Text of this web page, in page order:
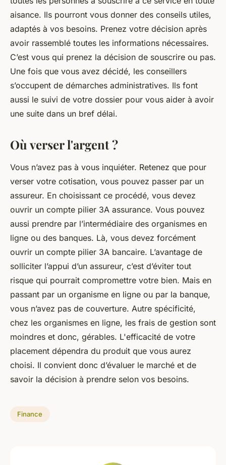
aisance. Ils pourront vous donner des conseils utiles,
adaptés à vos besoins. Prenez votre décision après
avoir rassemblé toutes les informations nécessaires.
C’est vous qui prenez la décision de souscrire ou pas.
Une fois que vous avez décidé, les conseillers
s’occupent de démarches administratives. Ils font
aussi le suivi de votre dossier pour vous aider à avoir
une suite dans un bref délai.
Où verser l'argent ?
Vous n’avez pas à vous inquiéter. Retenez que pour
verser votre cotisation, vous pouvez passer par un
assureur. En choisissant ce procédé, vous devez
ouvrir un compte pilier 3A assurance. Vous pouvez
aussi prendre par l’intermédiaire des organismes en
ligne ou des banques. Là, vous devez forcément
ouvrir un compte pilier 3A bancaire. L’avantage de
solliciter l’appui d’un assureur, c’est d’éviter tout
risque qui pourrait compromettre votre bien. Mais en
passant par un organisme en ligne ou par la banque,
vous n’avez pas de couverture. Autre spécificité,
chez les organismes en ligne, les frais de gestion sont
moindres et donc, gérables. L'efficacité de votre
placement dépendra du produit que vous aurez
choisi. Il convient donc d’évaluer le marché et de
savoir la décision à prendre selon vos besoins.
Finance